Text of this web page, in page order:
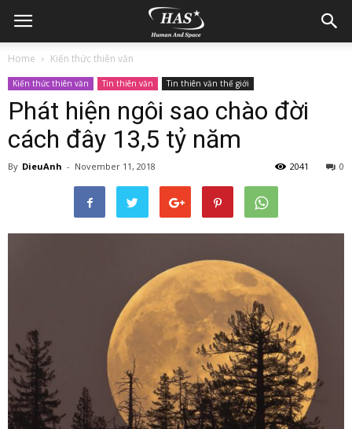
Home Kiến thức thiên văn
Kiến thức thiên văn Tin thiên văn Tin thiên văn thế giới
Phát hiện ngôi sao chào đời
cách đây 13,5 tỷ năm
By DieuAnh - November 11, 2018 0
2041